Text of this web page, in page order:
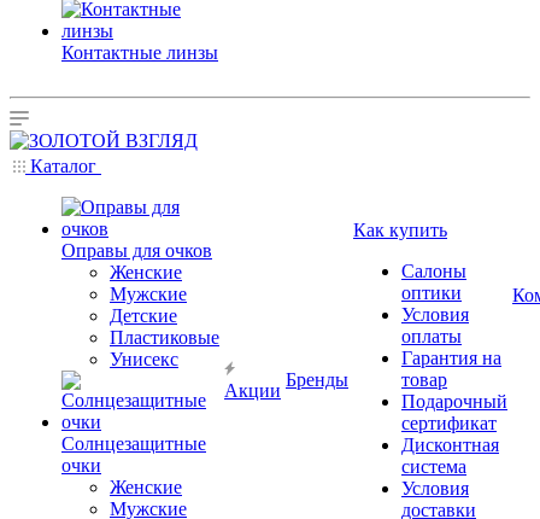
Контактные линзы
Каталог
Оправы для очков
Женские
Мужские
Детские
Пластиковые
Унисекс
Солнцезащитные
очки
Женские
Мужские
Акции
Бренды
Как купить
Салоны
оптики
Условия
оплаты
Гарантия на
товар
Подарочный
сертификат
Дисконтная
система
Условия
доставки